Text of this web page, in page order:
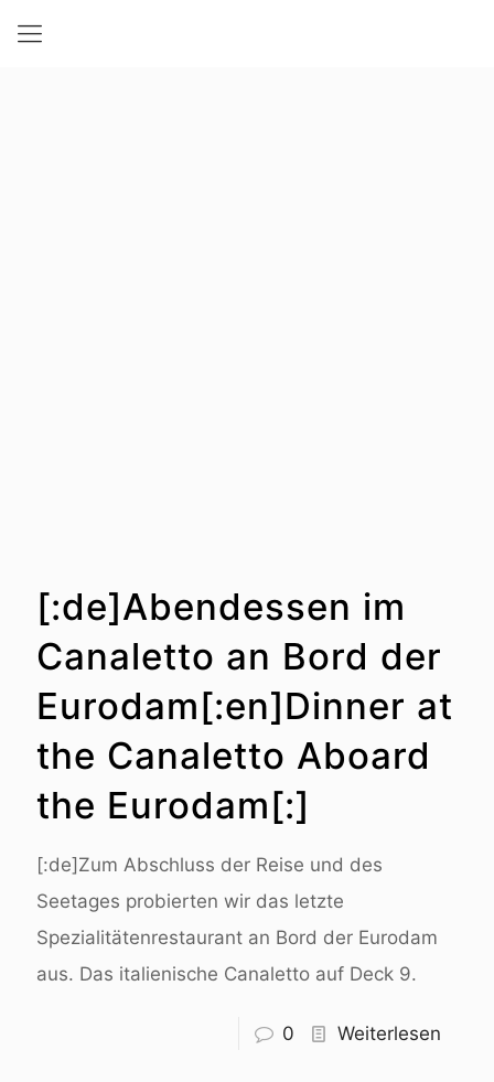
[:de]Abendessen im
Canaletto an Bord der
Eurodam[:en]Dinner at
the Canaletto Aboard
the Eurodam[:]
[:de]Zum Abschluss der Reise und des
Seetages probierten wir das letzte
Spezialitätenrestaurant an Bord der Eurodam
aus. Das italienische Canaletto auf Deck 9.
0 Weiterlesen